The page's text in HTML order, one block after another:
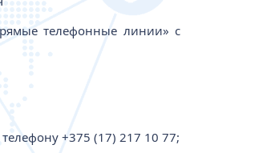
телефонные линии» с
+375 (17) 217 10 77;